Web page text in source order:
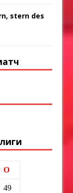
stern des
О
49